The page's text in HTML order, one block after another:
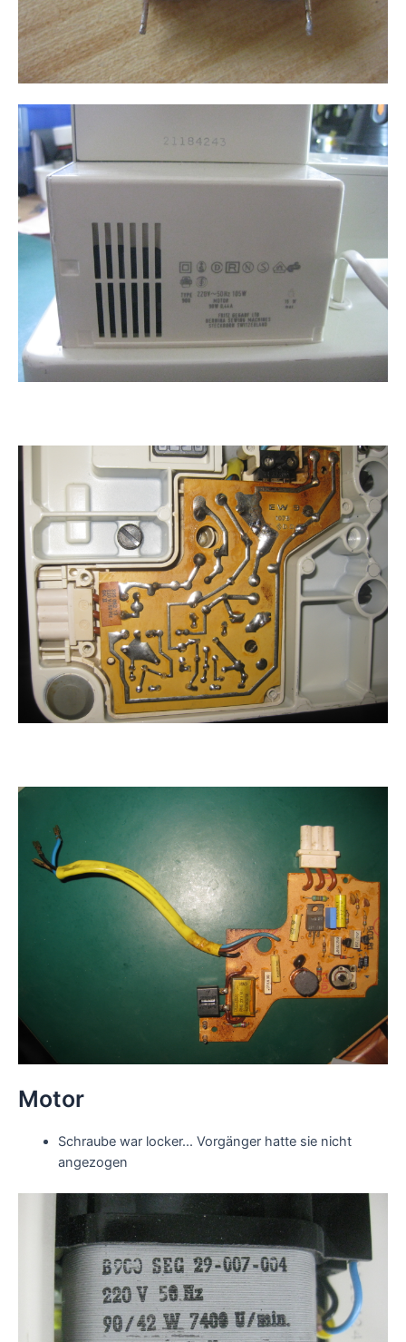
Motor
Schraube war locker... Vorgänger hatte sie nicht
angezogen